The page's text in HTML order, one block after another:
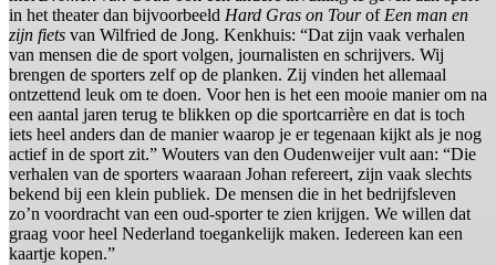
in het theater dan bijvoorbeeld Hard Gras on TourofEen man en
zijn fiets van Wilfried de Jong. Kenkhuis: “Dat zijn vaak verhalen
van mensen die de sport volgen, journalisten en schrijvers. Wij
brengen de sporters zelf op de planken. Zij vinden het allemaal
ontzettend leuk om te doen. Voor hen is het een mooie manier om na
een aantal jaren terug te blikken op die sportcarrière en dat is toch
iets heel anders dan de manier waarop je er tegenaan kijkt als je nog
actief in de sport zit.” Wouters van den Oudenweijer vult aan: “Die
verhalen van de sporters waaraan Johan refereert, zijn vaak slechts
bekend bij een klein publiek. De mensen die in het bedrijfsleven
zo’n voordracht van een oud-sporter te zien krijgen. We willen dat
graag voor heel Nederland toegankelijk maken. Iedereen kan een
kaartje kopen.”